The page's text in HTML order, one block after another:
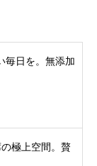
毎日を。無添加
の極上空間。贅